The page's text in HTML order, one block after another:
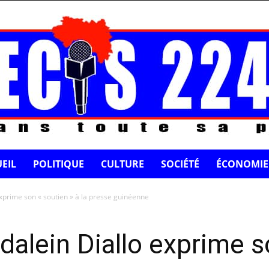
POLITIQUE CULTURE SOCIÉTÉ ÉCONOMIE
son « soutien » à la presse guinéenne
Diallo exprime